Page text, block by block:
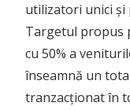
utilizatori unici și
Targetul propus
cu 50% a
înseamnă un
tranzacționat în